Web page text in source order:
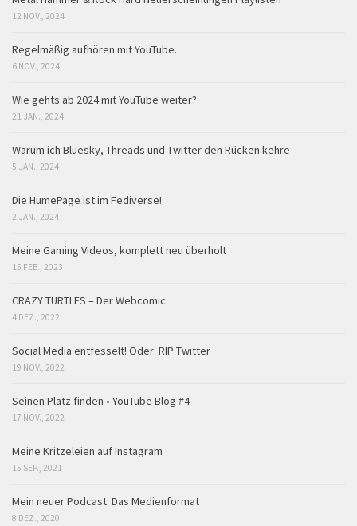
12 NOV., 2024
Regelmäßig aufhören mit YouTube.
6 NOV., 2024
Wie gehts ab 2024 mit YouTube weiter?
21 JAN., 2024
Warum ich Bluesky, Threads und Twitter den Rücken kehre
5 JAN., 2024
Die HumePage ist im Fediverse!
2 JAN., 2024
Meine Gaming Videos, komplett neu überholt
15 FEB., 2023
CRAZY TURTLES – Der Webcomic
4 DEZ., 2022
Social Media entfesselt! Oder: RIP Twitter
19 NOV., 2022
Seinen Platz finden • YouTube Blog #4
17 NOV., 2022
Meine Kritzeleien auf Instagram
15 SEP., 2021
Mein neuer Podcast: Das Medienformat
8 DEZ., 2020